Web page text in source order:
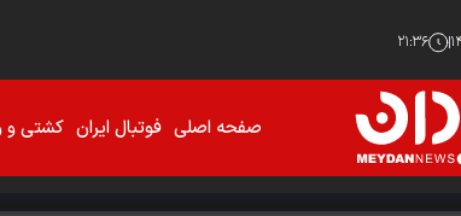
۲۱:۳۶
صفحه اصلی فوتبال ایران کشتی و